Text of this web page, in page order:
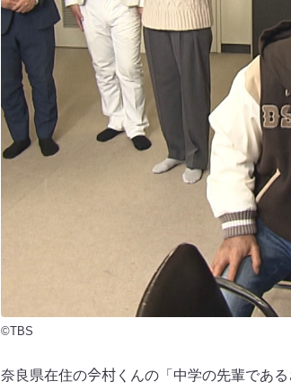
©TBS
奈良県在住の𫝆村くんの「中学の先輩であ